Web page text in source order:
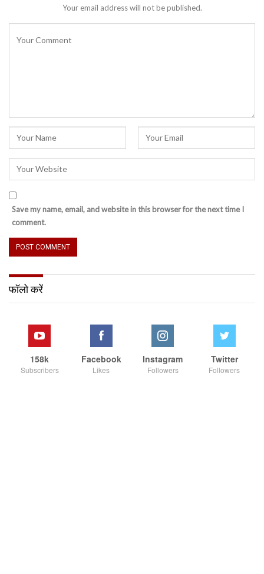
Your email address will not be published.
Save my name, email, and website in this browser for the next time I
comment.
फॉलो करें
158k
Subscribers
Facebook
Likes
Instagram
Followers
Twitter
Followers